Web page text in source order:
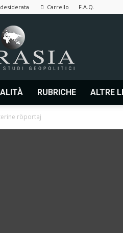
Carrello F.A.Q.
RUBRICHE ALTRE
röportaj